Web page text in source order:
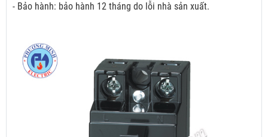
- Bảo hành: bảo hành 12 tháng do lỗi nhà sản xuất.